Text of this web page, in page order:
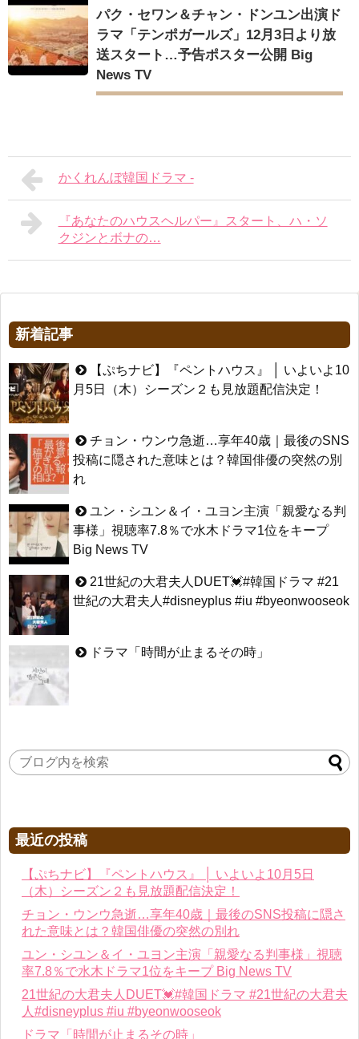
パク・セワン＆チャン・ドンユン出演ド
ラマ「テンポガールズ」12月3日より放
送スタート…予告ポスター公開 Big
News TV
かくれんぼ韓国ドラマ -
『あなたのハウスヘルパー』スタート、ハ・ソ
クジンとボナの…
新着記事
【ぷちナビ】『ペントハウス』 │ いよいよ10
月5日（木）シーズン２も見放題配信決定！
チョン・ウンウ急逝…享年40歳｜最後のSNS
投稿に隠された意味とは？韓国俳優の突然の別
れ
ユン・シユン＆イ・ユヨン主演「親愛なる判
事様」視聴率7.8％で水木ドラマ1位をキープ
Big News TV
21世紀の大君夫人DUET💓#韓国ドラマ #21
世紀の大君夫人#disneyplus #iu #byeonwooseok
ドラマ「時間が止まるその時」
最近の投稿
【ぷちナビ】『ペントハウス』 │ いよいよ10月5日
（木）シーズン２も見放題配信決定！
チョン・ウンウ急逝…享年40歳｜最後のSNS投稿に隠さ
れた意味とは？韓国俳優の突然の別れ
ユン・シユン＆イ・ユヨン主演「親愛なる判事様」視聴
率7.8％で水木ドラマ1位をキープ Big News TV
21世紀の大君夫人DUET💓#韓国ドラマ #21世紀の大君夫
人#disneyplus #iu #byeonwooseok
ドラマ「時間が止まるその時」